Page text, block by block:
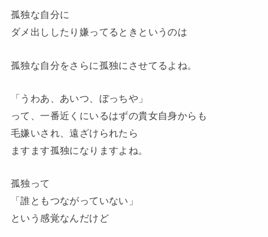
孤独な自分に
ダメ出ししたり嫌ってるときというのは
孤独な自分をさらに孤独にさせてるよね。
「うわあ、あいつ、ぼっちや」
って、一番近くにいるはずの貴女自身からも
毛嫌いされ、遠ざけられたら
ますます孤独になりますよね。
孤独って
「誰ともつながっていない」
という感覚なんだけど